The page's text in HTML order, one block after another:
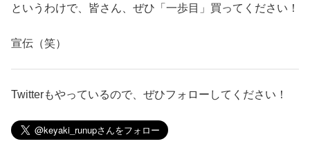
というわけで、皆さん、ぜひ「一歩目」買ってください！
宣伝（笑）
Twitterもやっているので、ぜひフォローしてください！